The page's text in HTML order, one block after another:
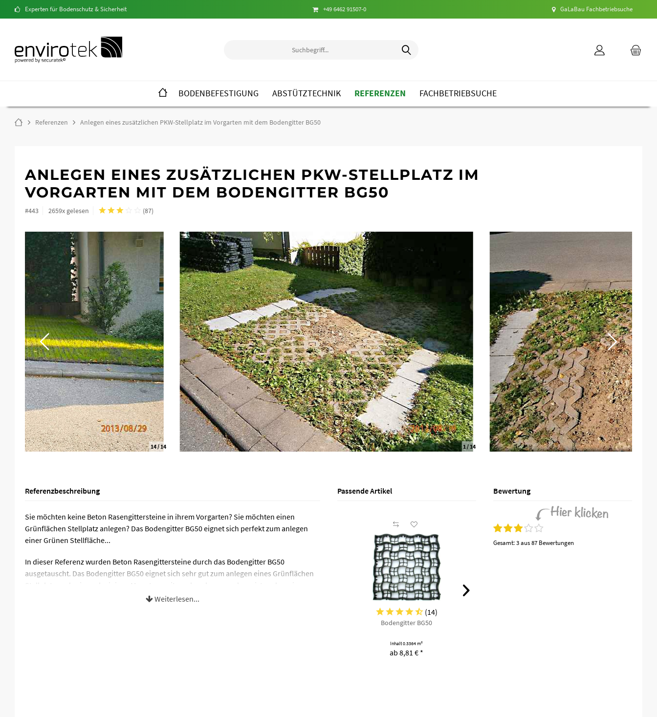
Experten für Bodenschutz & Sicherheit +49 6462 91507-0 GaLaBau Fachbetriebsuche
BODENBEFESTIGUNG ABSTÜTZTECHNIK REFERENZEN FACHBETRIEBSUCHE
Referenzen Anlegen eines zusätzlichen PKW-Stellplatz im Vorgarten mit dem Bodengitter BG50
ANLEGEN EINES ZUSÄTZLICHEN PKW-STELLPLATZ IM
VORGARTEN MIT DEM BODENGITTER BG50
#443 2659x gelesen (87)
1/ 14 2/ 14
Referenzbeschreibung
Sie möchten keine Beton Rasengittersteine in ihrem Vorgarten? Sie möchten einen
Grünflächen Stellplatz anlegen? Das Bodengitter BG50 eignet sich perfekt zum anlegen
einer Grünen Stellfläche...
In dieser Referenz wurden Beton Rasengittersteine durch das Bodengitter BG50
ausgetauscht. Das Bodengitter BG50 eignet sich sehr gut zum anlegen eines Grünflächen
Stellplatzes, da sie nach einigen Monaten weitesgehend zugewachsen ist und wenig m
´bis kaum sichtbar ist. Trotzdem bietet das Bodengitter stabilität und vermeidet abdrücke
Weiterlesen...
Passende Artikel
(14)
Bodengitter BG50
Inhalt0.3364 m²
ab 8,81 € *
Bewertung
Gesamt:3 aus 87 Bewertungen